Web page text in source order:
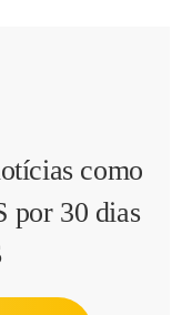
como
por 30 dias